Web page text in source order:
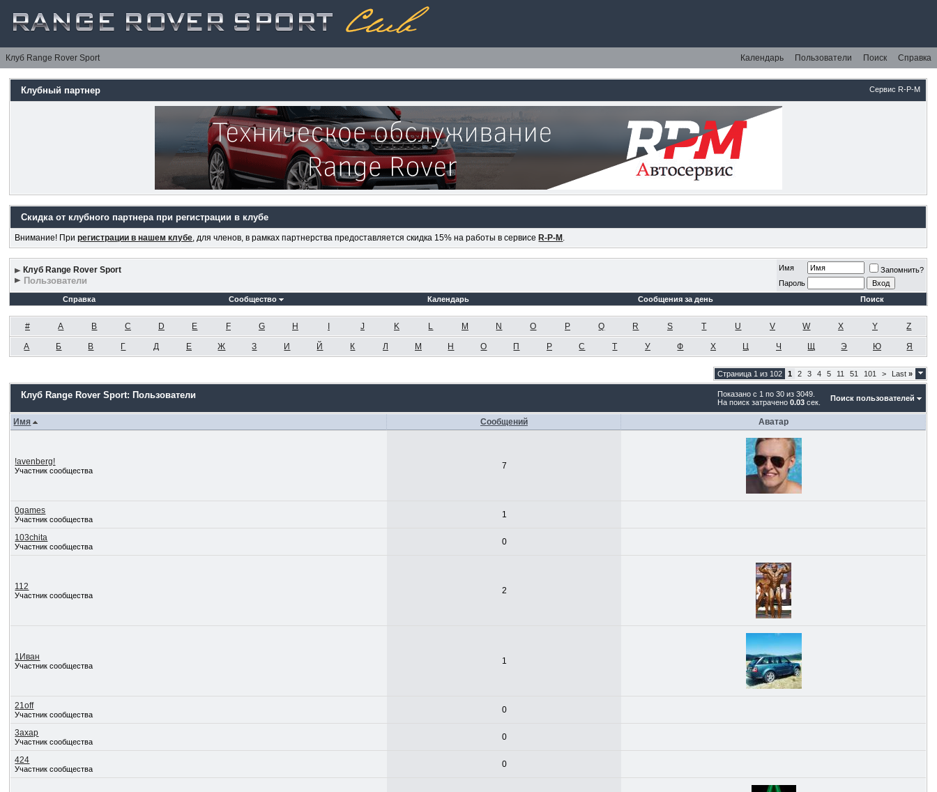
Клуб Range Rover Sport Календарь Пользователи Поиск Справка
Сервис R-P-M
Клубный партнер
Скидка от клубного партнера при регистрации в клубе
Внимание! Прирегистрации в нашем клубе, для членов, в рамках партнерства предоставляется скидка 15% на работы в сервисе R-P-M .
Клуб Range Rover Sport
Пользователи
Имя
Запомнить?
Пароль
Справка
Сообщество Календарь Сообщения за день Поиск
# A B C D E F G H J K L M N O P Q R S T U V W X Y Z
А Б В Г Д Е Ж З И Й К Л М Н О П Р С Т У Ф Х Ц Ч Щ Э Ю Я
Страница 1 из 102 1 2 3 4 5 11 51 101 > Last»
Показано с 1 по 30 из 3049.
На поиск затрачено0.03 сек.
Клуб Range Rover Sport: Пользователи Поиск пользователей
Имя Сообщений Аватар
!avenberg!
Участник сообщества 7
0games
Участник сообщества 1
103chita
Участник сообщества 0
112
Участник сообщества 2
1Иван
Участник сообщества 1
21off
Участник сообщества 0
3axap
Участник сообщества 0
424
Участник сообщества 0